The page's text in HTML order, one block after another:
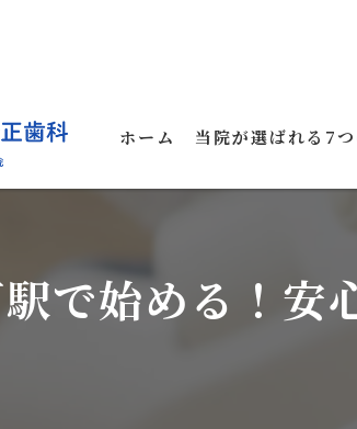
ホーム 当院が選ばれる7
で始める！